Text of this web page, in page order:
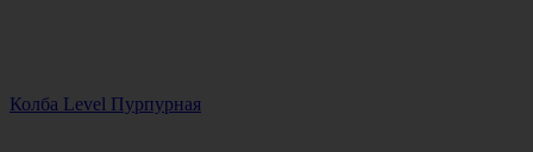
Колба Level Пурпурная